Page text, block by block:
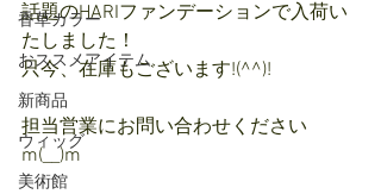
香草カラー
おススメアイテム
新商品
ウィッグ
美術館
話題のHARIファンデーションで入荷い
たしました！
只今、在庫もございます!(^^)!
担当営業にお問い合わせください
m(__)m